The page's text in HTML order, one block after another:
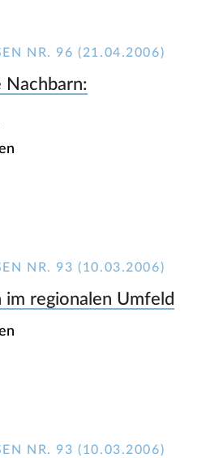
NR. 96 (21.04.2006)
Nachbarn:
NR. 93 (10.03.2006)
im regionalen Umfeld
NR. 93 (10.03.2006)